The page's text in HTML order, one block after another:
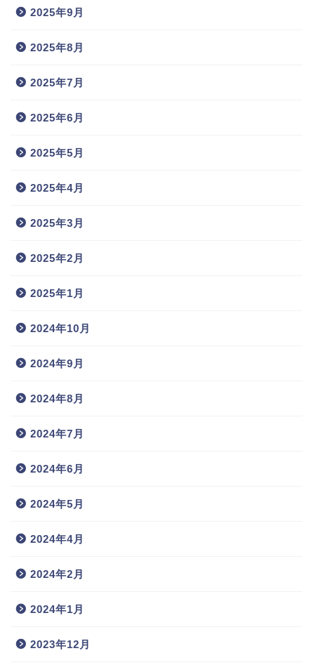
2025年9月
2025年8月
2025年7月
2025年6月
2025年5月
2025年4月
2025年3月
2025年2月
2025年1月
2024年10月
2024年9月
2024年8月
2024年7月
2024年6月
2024年5月
2024年4月
2024年2月
2024年1月
2023年12月